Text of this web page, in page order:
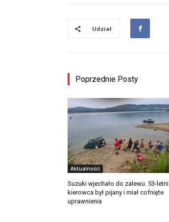
Udział
Poprzednie Posty
Aktualności
Suzuki wjechało do zalewu. 53-letni
kierowca był pijany i miał cofnięte
uprawnienia